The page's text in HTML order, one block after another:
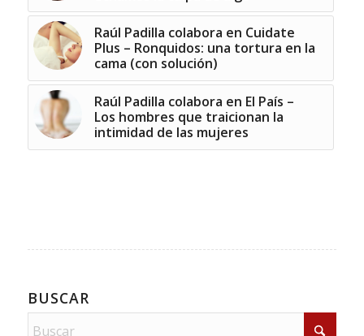
Raúl Padilla colabora en Cuidate
Plus – Ronquidos: una tortura en la
cama (con solución)
Raúl Padilla colabora en El País –
Los hombres que traicionan la
intimidad de las mujeres
BUSCAR